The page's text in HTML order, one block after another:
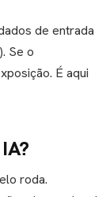
de entrada
Se o
É aqui
roda.